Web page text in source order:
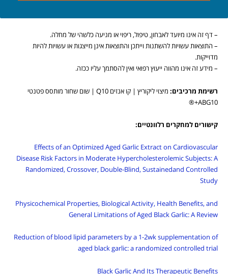
– דף זה אינו מיועד לאבחון, טיפול, ריפוי או מניעה כלשהי של מחלה.
– התוצאות עשויות להשתנות וייתכן והתוצאות אינן מייצגות או עשויות להיות
מדוייקות.
– מידע זה אינו מהווה ייעוץ רפואי ואין להסתמך עליו ככזה.
רשימת מרכיבים:
מיצוי ליקוריץ | קו אנזים Q10 | שום שחור מותסס פטנטי
ABG10+®
קישורים למחקרים רלוונטיים:
Effects of an Optimized Aged Garlic Extract on Cardiovascular
Disease Risk Factors in Moderate Hypercholesterolemic Subjects: A
Randomized, Crossover, Double-Blind, Sustainedand Controlled
Study
Physicochemical Properties, Biological Activity, Health Benefits, and
General Limitations of Aged Black Garlic: A Review
Reduction of blood lipid parameters by a 1-2wk supplementation of
aged black garlic: a randomized controlled trial
Black Garlic And Its Therapeutic Benefits